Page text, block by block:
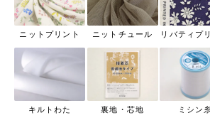
ニットプリント ニットチュール リバティプ
キルトわた 裏地・芯地 ミシン